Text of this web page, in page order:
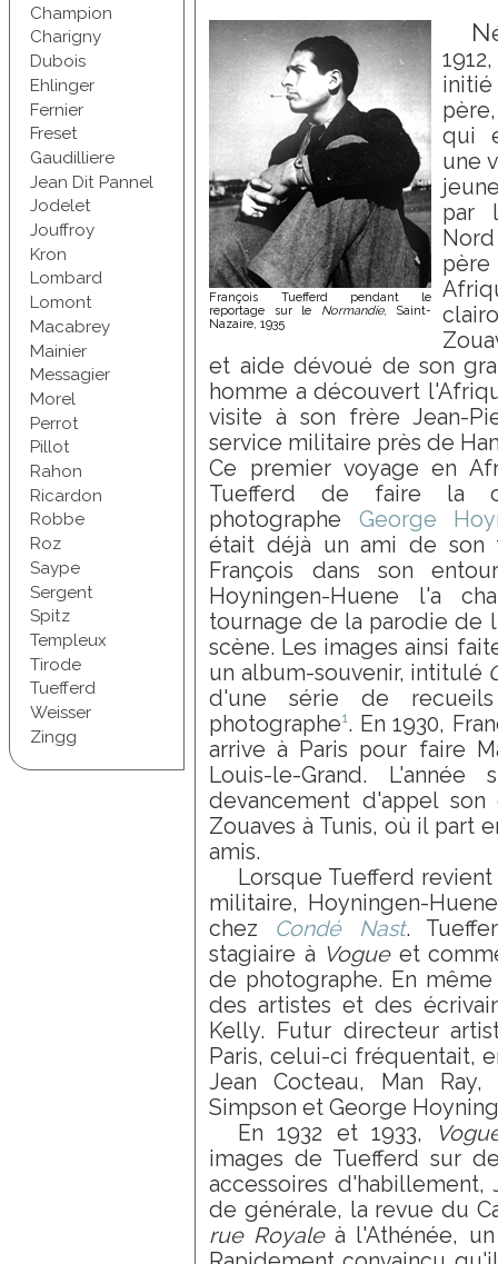
Champion
Charigny
Dubois
Ehlinger
Fernier
Freset
Gaudilliere
Jean Dit Pannel
Jodelet
Jouffroy
Kron
Lombard
Lomont
Macabrey
Mainier
Messagier
Morel
Perrot
Pillot
Rahon
Ricardon
Robbe
Roz
Saype
Sergent
Spitz
Templeux
Tirode
Tuefferd
Weisser
Zingg
François Tuefferd pendant le
reportage sur le Normandie, Saint-
Nazaire, 1935
N
qui
une
par
père
et aide dévoué de son
homme a découvert
visite à son frère Jean-
service militaire près de
Ce premier voyage en
Tuefferd de faire la
photographe George
était déjà un ami de
François dans son
Hoyningen-Huene l'a
tournage de la parodie de
scène. Les images ainsi
un album-souvenir, intitulé
d'une série de
photographe1. En 1930,
arrive à Paris pour faire
Louis-le-Grand.
devancement d'appel
Zouaves à Tunis, où il part
amis.
Lorsque Tuefferd
militaire, Hoyningen-
chez Condé Nast.
stagiaire à Vogueet
de photographe. En
des artistes et des
Kelly. Futur directeur
Paris, celui-ci fréquentait,
Jean Cocteau, Man Ray,
Simpson et George
En 1932 et 1933,
images de Tuefferd sur
accessoires d'habillement,
de générale, la revue du
rue Royaleà l'Athénée,